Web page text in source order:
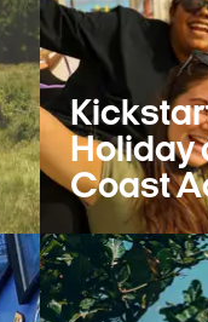
Holiday
Coast